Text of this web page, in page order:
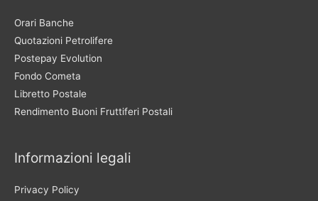
Orari Banche
Quotazioni Petrolifere
Postepay Evolution
Fondo Cometa
Libretto Postale
Rendimento Buoni Fruttiferi Postali
Informazioni legali
Privacy Policy